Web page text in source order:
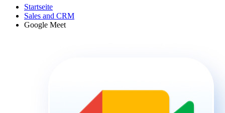
Startseite
Sales and CRM
Google Meet